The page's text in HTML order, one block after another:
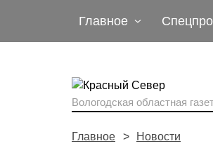
Главное
Вологодская областная
Главное Новости